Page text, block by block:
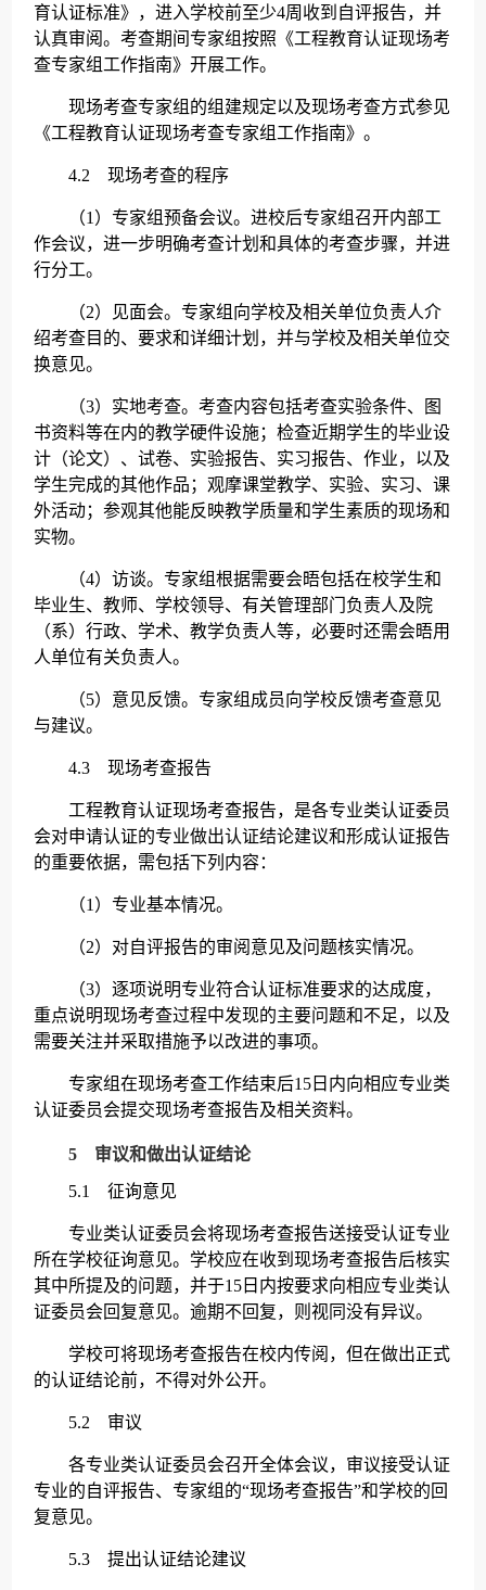
育认证标准》，进入学校前至少4周收到自评报告，并
认真审阅。考查期间专家组按照《工程教育认证现场考
查专家组工作指南》开展工作。
现场考查专家组的组建规定以及现场考查方式参见
《工程教育认证现场考查专家组工作指南》。
4.2 现场考查的程序
（1）专家组预备会议。进校后专家组召开内部工
作会议，进一步明确考查计划和具体的考查步骤，并进
行分工。
（2）见面会。专家组向学校及相关单位负责人介
绍考查目的、要求和详细计划，并与学校及相关单位交
换意见。
（3）实地考查。考查内容包括考查实验条件、图
书资料等在内的教学硬件设施；检查近期学生的毕业设
计（论文）、试卷、实验报告、实习报告、作业，以及
学生完成的其他作品；观摩课堂教学、实验、实习、课
外活动；参观其他能反映教学质量和学生素质的现场和
实物。
（4）访谈。专家组根据需要会晤包括在校学生和
毕业生、教师、学校领导、有关管理部门负责人及院
（系）行政、学术、教学负责人等，必要时还需会晤用
人单位有关负责人。
（5）意见反馈。专家组成员向学校反馈考查意见
与建议。
4.3 现场考查报告
工程教育认证现场考查报告，是各专业类认证委员
会对申请认证的专业做出认证结论建议和形成认证报告
的重要依据，需包括下列内容：
（1）专业基本情况。
（2）对自评报告的审阅意见及问题核实情况。
（3）逐项说明专业符合认证标准要求的达成度，
重点说明现场考查过程中发现的主要问题和不足，以及
需要关注并采取措施予以改进的事项。
专家组在现场考查工作结束后15日内向相应专业类
认证委员会提交现场考查报告及相关资料。
5 审议和做出认证结论
5.1 征询意见
专业类认证委员会将现场考查报告送接受认证专业
所在学校征询意见。学校应在收到现场考查报告后核实
其中所提及的问题，并于15日内按要求向相应专业类认
证委员会回复意见。逾期不回复，则视同没有异议。
学校可将现场考查报告在校内传阅，但在做出正式
的认证结论前，不得对外公开。
5.2 审议
各专业类认证委员会召开全体会议，审议接受认证
专业的自评报告、专家组的“现场考查报告”和学校的回
复意见。
5.3 提出认证结论建议